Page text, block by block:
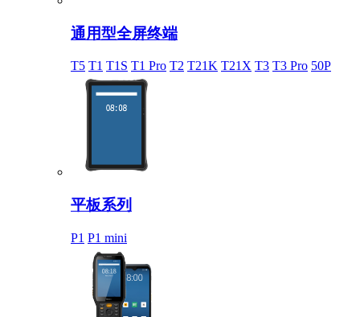
通用型全屏终端
T5 T1 T1S T1 Pro T2 T21K T21X T3 T3 Pro 50P
平板系列
P1 P1 mini